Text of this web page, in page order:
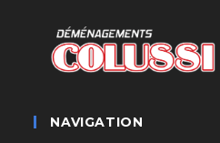
NAVIGATION